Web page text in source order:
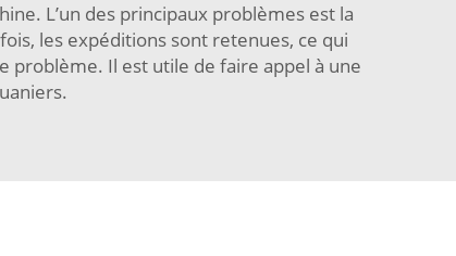
L’un des principaux problèmes est la
les expéditions sont retenues, ce qui
problème. Il est utile de faire appel à une